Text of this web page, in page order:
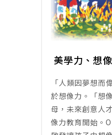
美學力、想
「人類因夢想而
於想像力。「想
母，未來創意人
像力教育開始。